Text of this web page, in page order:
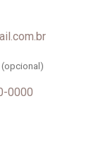
(opcional)